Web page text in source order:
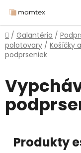
na
obsah
Domov
/ Galantéria /
polotovary / Košíčky
podprseniek
Produkty